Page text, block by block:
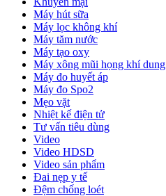
Máy hút sữa
Máy lọc không khí
Máy tăm nước
Máy tạo oxy
Máy xông mũi họng khí dung
Máy đo huyết áp
Máy đo Spo2
Mẹo vặt
Nhiệt kế điện tử
Tư vấn tiêu dùng
Video
Video HDSD
Video sản phẩm
Đai nẹp y tế
Đệm chống loét